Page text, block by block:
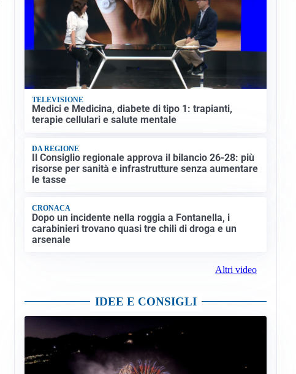
TELEVISIONE
Medici e Medicina, diabete di tipo 1: trapianti,
terapie cellulari e salute mentale
DA REGIONE
Il Consiglio regionale approva il bilancio 26-28: più
risorse per sanità e infrastrutture senza aumentare
le tasse
CRONACA
Dopo un incidente nella roggia a Fontanella, i
carabinieri trovano quasi tre chili di droga e un
arsenale
Altri video
IDEE E CONSIGLI